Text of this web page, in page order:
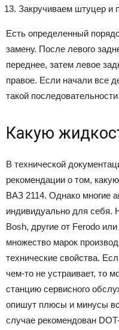
Закручиваем штуцер и
Есть определенный
замену. После левого
переднее, затем левое
правое. Если начали все
такой
Какую
В технической
рекомендации о том,
ВАЗ 2114. Однако многие
индивидуально для себя.
Bosh, другие от Ferodo
множество марок
технические свойства.
чем-то не устраивает, то
станцию сервисного
опишут плюсы и минусы
случае рекомендован